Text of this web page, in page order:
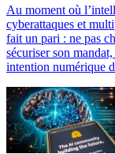
Au moment où
cyberattaques et
fait un pari : ne pas
sécuriser son
intention numérique